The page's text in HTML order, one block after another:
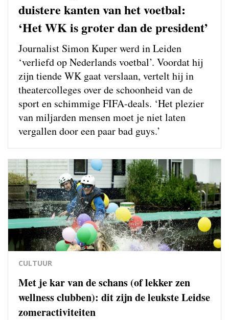
duistere kanten van het voetbal:
‘Het WK is groter dan de president’
Journalist Simon Kuper werd in Leiden
‘verliefd op Nederlands voetbal’. Voordat hij
zijn tiende WK gaat verslaan, vertelt hij in
theatercolleges over de schoonheid van de
sport en schimmige FIFA-deals. ‘Het plezier
van miljarden mensen moet je niet laten
vergallen door een paar bad guys.’
CULTUUR
Met je kar van de schans (of lekker zen
wellness clubben): dit zijn de leukste Leidse
zomeractiviteiten